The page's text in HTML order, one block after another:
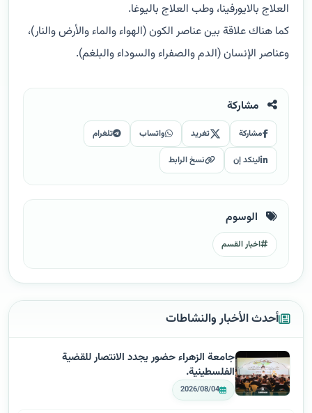
العلاج بالايورفينا، وطب العلاج باليوغا.
كما هناك علاقة بين عناصر الكون (الهواء والماء والأرض والنار)،
وعناصر الإنسان (الدم والصفراء والسوداء والبلغم).
مشاركة
مشاركة تغريد واتساب تلغرام
لينكد إن نسخ الرابط
الوسوم
اخبار القسم
أحدث الأخبار والنشاطات
جامعة الزهراء حضور يجدد الانتصار للقضية
الفلسطينية.
2026/08/04